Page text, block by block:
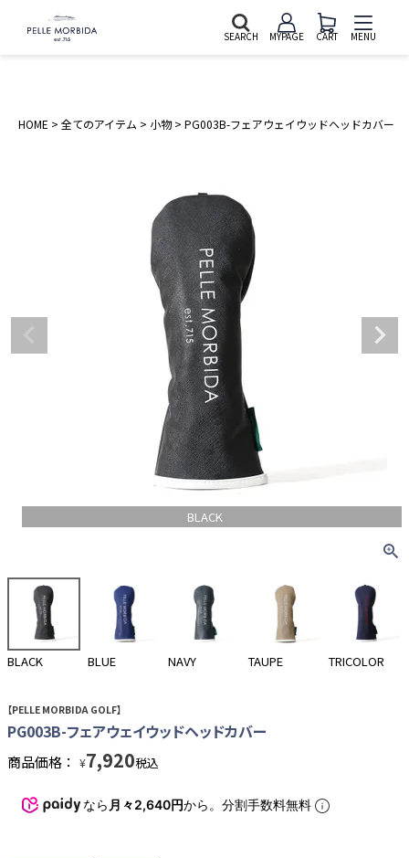
SEARCH MYPAGE CART MENU
HOME 全てのアイテム 小物 PG003B-フェアウェイウッドヘッドカバー
BLACK
BLACK BLUE NAVY TAUPE TRICOLOR
【PELLE MORBIDA GOLF】
PG003B-フェアウェイウッドヘッドカバー
商品価格： ¥7,920税込
なら 月々2,640円から。分割手数料無料